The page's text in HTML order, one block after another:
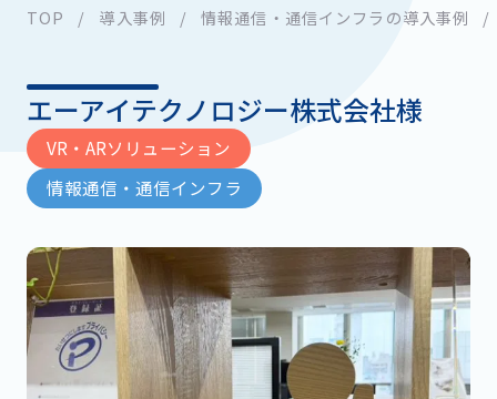
TOP 導入事例 情報通信・通信インフラの導入事例
エーアイテクノロジー株式会社様
VR・ARソリューション
情報通信・通信インフラ